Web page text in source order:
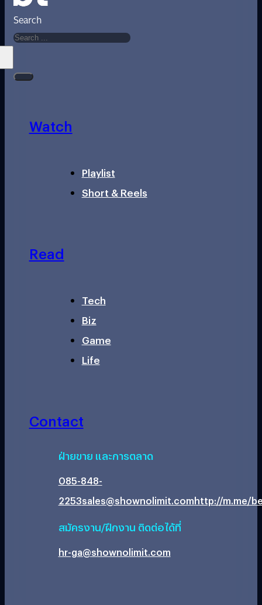
Search
Watch
Playlist
Short & Reels
Read
Tech
Biz
Game
Life
Contact
ฝ่ายขาย และการตลาด
085-848-
2253sales@shownolimit.comhttp://m.me/
สมัครงาน/ฝึกงาน ติดต่อได้ที่
hr-ga@shownolimit.com